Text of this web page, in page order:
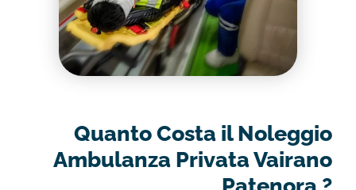
Quanto Costa il Noleggio
Ambulanza Privata Vairano